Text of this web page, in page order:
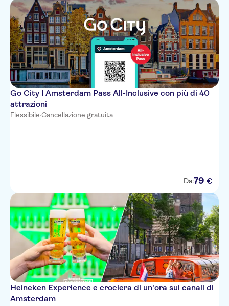
Go City I Amsterdam Pass All-Inclusive con più di 40
attrazioni
Flessibile·Cancellazione gratuita
Da:79 €
Heineken Experience e crociera di un'ora sui canali di
Amsterdam